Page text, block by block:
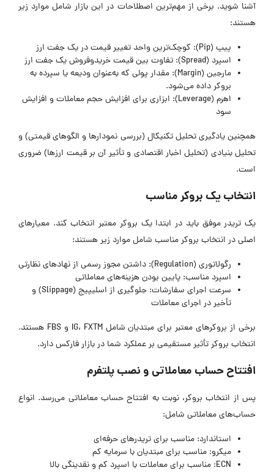
آشنا شوید. برخی از مهم‌ترین اصطلاحات در این بازار شامل موارد زیر
هستند:
پیپ (Pip): کوچک‌ترین واحد تغییر قیمت در یک جفت ارز
اسپرد (Spread): تفاوت بین قیمت خریدوفروش یک جفت ارز
مارجین (Margin): مقدار پولی که به‌عنوان ودیعه یا سپرده به
بروکر داده می‌شود.
اهرم (Leverage): ابزاری برای افزایش حجم معاملات و افزایش
سود
همچنین یادگیری تحلیل تکنیکال (بررسی نمودارها و الگوهای قیمتی) و
تحلیل بنیادی (تحلیل اخبار اقتصادی و تأثیر آن بر قیمت ارزها) ضروری
است.
انتخاب یک بروکر مناسب
یک تریدر موفق باید در ابتدا یک بروکر معتبر انتخاب کند. معیارهای
اصلی در انتخاب بروکر مناسب شامل موارد زیر هستند:
رگولاتوری (Regulation): داشتن مجوز رسمی از نهادهای نظارتی
اسپرد مناسب: پایین بودن هزینه‌های معاملاتی
سرعت اجرای سفارشات: جلوگیری از اسلیپیج (Slippage) و
تأخیر در اجرای معاملات
برخی از بروکرهای معتبر برای مبتدیان شامل IG، FXTM و FBS هستند.
انتخاب بروکر تأثیر مستقیمی بر عملکرد شما در بازار فارکس دارد.
افتتاح حساب معاملاتی و نصب پلتفرم
پس از انتخاب بروکر، نوبت به افتتاح حساب معاملاتی می‌رسد. انواع
حساب‌های معاملاتی شامل:
استاندارد: مناسب برای تریدرهای حرفه‌ای
میکرو: مناسب برای مبتدیان با سرمایه کم
ECN: مناسب برای معاملات با اسپرد کم و نقدینگی بالا